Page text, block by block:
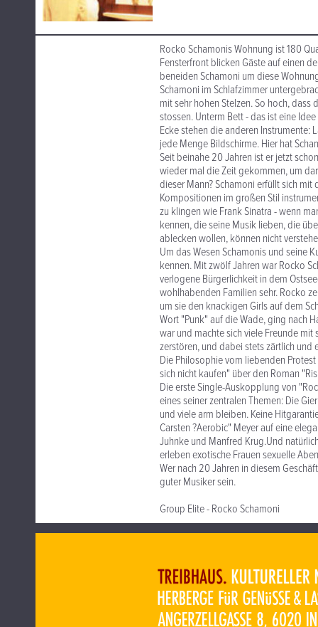
Rocko Schamonis Wohnung ist 180
Fensterfront blicken Gäste auf einen
beneiden Schamoni um diese
Schamoni im Schlafzimmer
mit sehr hohen Stelzen. So hoch,
stossen. Unterm Bett - das ist eine
Ecke stehen die anderen Instrumente:
jede Menge Bildschirme. Hier hat
Seit beinahe 20 Jahren ist er jetzt
wieder mal die Zeit gekommen, um
dieser Mann? Schamoni erfüllt sich
Kompositionen im großen Stil
zu klingen wie Frank Sinatra - wenn
kennen, die seine Musik lieben, die
ablecken wollen, können nicht
Um das Wesen Schamonis und seine
kennen. Mit zwölf Jahren war Rocko
verlogene Bürgerlichkeit in dem
wohlhabenden Familien sehr. Rocko
um sie den knackigen Girls auf dem
Wort "Punk" auf die Wade, ging nach
war und machte sich viele Freunde
zerstören, und dabei stets zärtlich und
Die Philosophie vom liebenden
sich nicht kaufen" über den Roman
Die erste Single-Auskopplung von
eines seiner zentralen Themen: Die
und viele arm bleiben. Keine
Carsten ?Aerobic" Meyer auf eine
Juhnke und Manfred Krug.Und
erleben exotische Frauen sexuelle
Wer nach 20 Jahren in diesem
guter Musiker sein.
Group Elite - Rocko Schamoni